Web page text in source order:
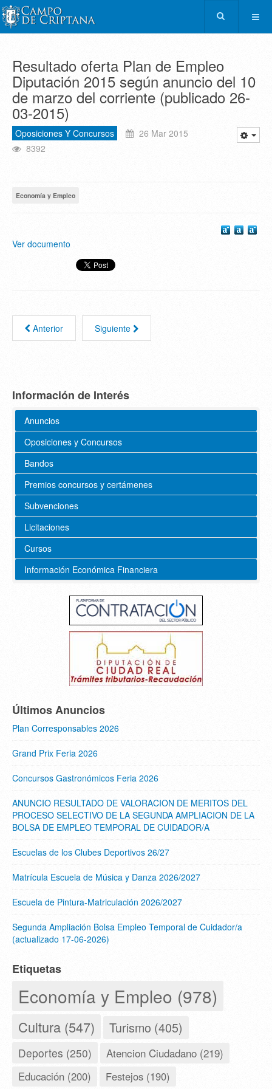
Resultado oferta Plan de Empleo
Diputación 2015 según anuncio del 10
de marzo del corriente (publicado 26-
03-2015)
Oposiciones Y Concursos
26 Mar 2015
8392
Economía y Empleo
Ver documento
Anterior Siguiente
Información de Interés
Anuncios
Oposiciones y Concursos
Bandos
Premios concursos y certámenes
Subvenciones
Licitaciones
Cursos
Información Económica Financiera
Últimos Anuncios
Plan Corresponsables 2026
Grand Prix Feria 2026
Concursos Gastronómicos Feria 2026
ANUNCIO RESULTADO DE VALORACION DE MERITOS DEL
PROCESO SELECTIVO DE LA SEGUNDA AMPLIACION DE LA
BOLSA DE EMPLEO TEMPORAL DE CUIDADOR/A
Escuelas de los Clubes Deportivos 26/27
Matrícula Escuela de Música y Danza 2026/2027
Escuela de Pintura-Matriculación 2026/2027
Segunda Ampliación Bolsa Empleo Temporal de Cuidador/a
(actualizado 17-06-2026)
Etiquetas
Economía y Empleo (978)
Cultura (547) Turismo (405)
Deportes (250) Atencion Ciudadano (219)
Educación (200) Festejos (190)